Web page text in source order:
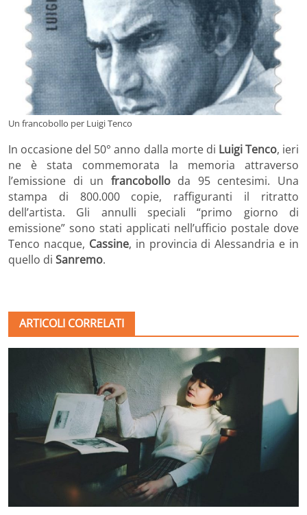
Un francobollo per Luigi Tenco
In occasione del 50° anno dalla morte di Luigi Tenco, ieri
ne è stata commemorata la memoria attraverso
l’emissione di un francobolloda 95 centesimi. Una
stampa di 800.000 copie, raffiguranti il ritratto
dell’artista. Gli annulli speciali “primo giorno di
emissione” sono stati applicati nell’ufficio postale dove
Tenco nacque, Cassine, in provincia di Alessandria e in
quello di Sanremo.
ARTICOLI CORRELATI